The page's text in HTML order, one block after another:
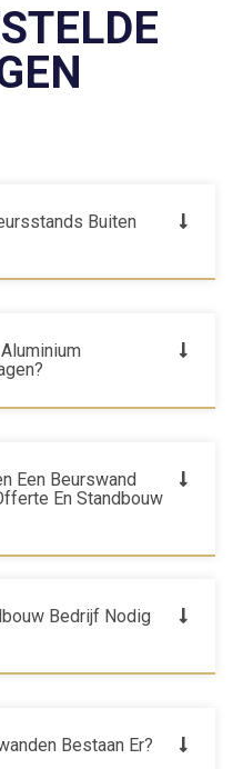
Buiten
Een Beurswand
En Standbouw
Bedrijf Nodig
Bestaan Er?